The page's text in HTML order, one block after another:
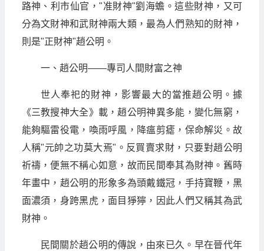
路神、利市仙官，"准財神"劉海蟾。這些財神，又可
分為文財神和武財神兩大類，最為人們熟知的財神，
則是"正財神"趙公明。
一、趙公明——專司人間財富之神
世人奉祀的財神，影響最大的當推趙公明。據
《三教搜神大全》載，趙公明神異多能，變化無窮，
能夠驅雷役電，喚雨呼風，降瘟剪瘧，保命解災。故
人稱"元帥之功莫大焉"。反買賣求財，只要對趙公明
祈禱，便無不稱心如意，故而民間奉其為財神。舊時
年畫中，趙公明的形象多為頭戴鐵冠，手持寶鞭，黑
面濃須，身跨黑虎，面目猙獰，因此人們又稱其為武
財神。
民間關於趙公明的傳說，由來已久。早在晉代年